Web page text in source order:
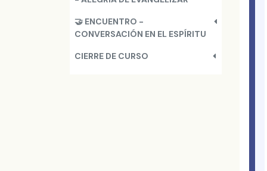
🤝 ENCUENTRO -
CONVERSACIÓN EN EL ESPÍRITU
CIERRE DE CURSO